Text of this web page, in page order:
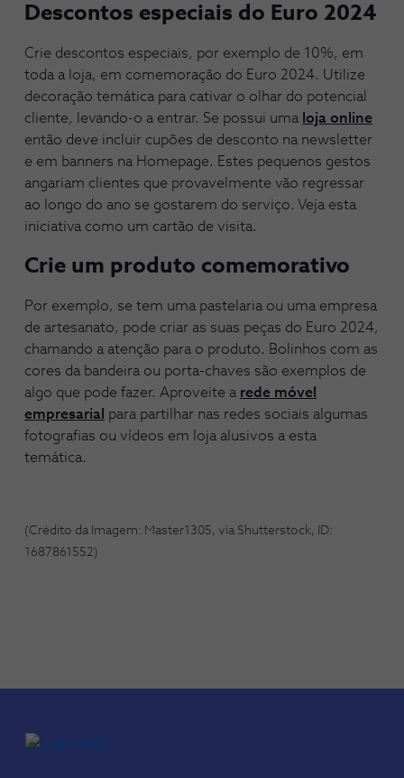
Descontos especiais do Euro 2024
Crie descontos especiais, por exemplo de 10%, em
toda a loja, em comemoração do Euro 2024. Utilize
decoração temática para cativar o olhar do potencial
cliente, levando-o a entrar. Se possui uma loja online
então deve incluir cupões de desconto na newsletter
e em banners na Homepage. Estes pequenos gestos
angariam clientes que provavelmente vão regressar
ao longo do ano se gostarem do serviço. Veja esta
iniciativa como um cartão de visita.
Crie um produto comemorativo
Por exemplo, se tem uma pastelaria ou uma empresa
de artesanato, pode criar as suas peças do Euro 2024,
chamando a atenção para o produto. Bolinhos com as
cores da bandeira ou porta-chaves são exemplos de
algo que pode fazer. Aproveite a rede móvel
empresarial
para partilhar nas redes sociais algumas
fotografias ou vídeos em loja alusivos a esta
temática.
(Crédito da Imagem: Master1305, via Shutterstock, ID:
1687861552)